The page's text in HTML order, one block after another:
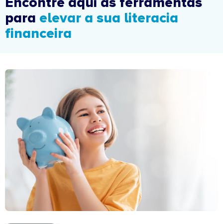
para elevar a sua literacia
financeira